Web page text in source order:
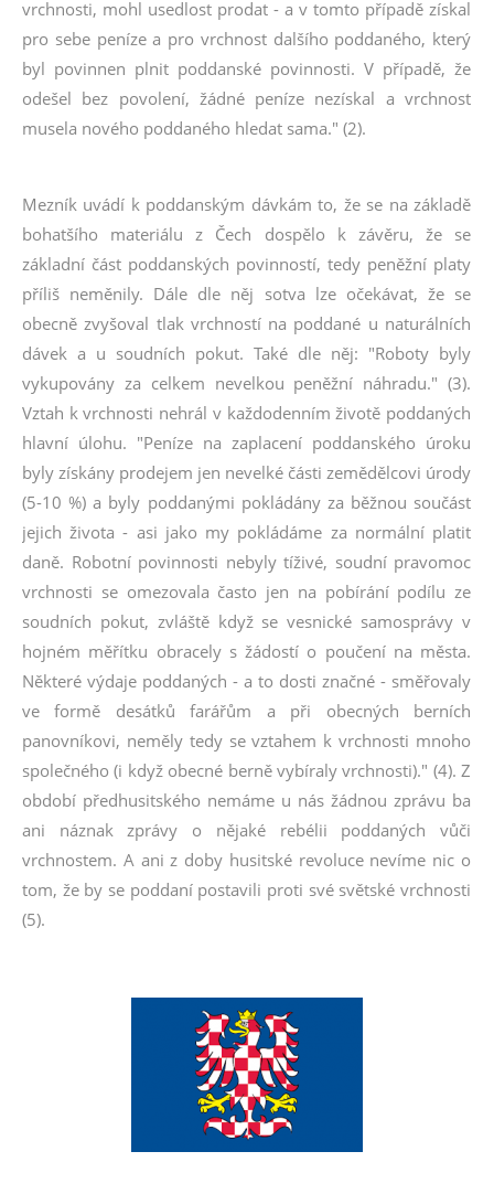
vrchnosti, mohl usedlost prodat - a v tomto případě získal
pro sebe peníze a pro vrchnost dalšího poddaného, který
byl povinnen plnit poddanské povinnosti. V případě, že
odešel bez povolení, žádné peníze nezískal a vrchnost
musela nového poddaného hledat sama." (2).
Mezník uvádí k poddanským dávkám to, že se na základě
bohatšího materiálu z Čech dospělo k závěru, že se
základní část poddanských povinností, tedy peněžní platy
příliš neměnily. Dále dle něj sotva lze očekávat, že se
obecně zvyšoval tlak vrchností na poddané u naturálních
dávek a u soudních pokut. Také dle něj: "Roboty byly
vykupovány za celkem nevelkou peněžní náhradu." (3).
Vztah k vrchnosti nehrál v každodenním životě poddaných
hlavní úlohu. "Peníze na zaplacení poddanského úroku
byly získány prodejem jen nevelké části zemědělcovi úrody
(5-10 %) a byly poddanými pokládány za běžnou součást
jejich života - asi jako my pokládáme za normální platit
daně. Robotní povinnosti nebyly tíživé, soudní pravomoc
vrchnosti se omezovala často jen na pobírání podílu ze
soudních pokut, zvláště když se vesnické samosprávy v
hojném měřítku obracely s žádostí o poučení na města.
Některé výdaje poddaných - a to dosti značné - směřovaly
ve formě desátků farářům a při obecných berních
panovníkovi, neměly tedy se vztahem k vrchnosti mnoho
společného (i když obecné berně vybíraly vrchnosti)." (4). Z
období předhusitského nemáme u nás žádnou zprávu ba
ani náznak zprávy o nějaké rebélii poddaných vůči
vrchnostem. A ani z doby husitské revoluce nevíme nic o
tom, že by se poddaní postavili proti své světské vrchnosti
(5).